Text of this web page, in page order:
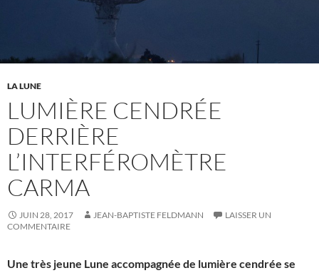
LA LUNE
LUMIÈRE CENDRÉE
DERRIÈRE
L’INTERFÉROMÈTRE
CARMA
JUIN 28, 2017 JEAN-BAPTISTE FELDMANN
LAISSER UN
COMMENTAIRE
Une très jeune Lune accompagnée de lumière cendrée se